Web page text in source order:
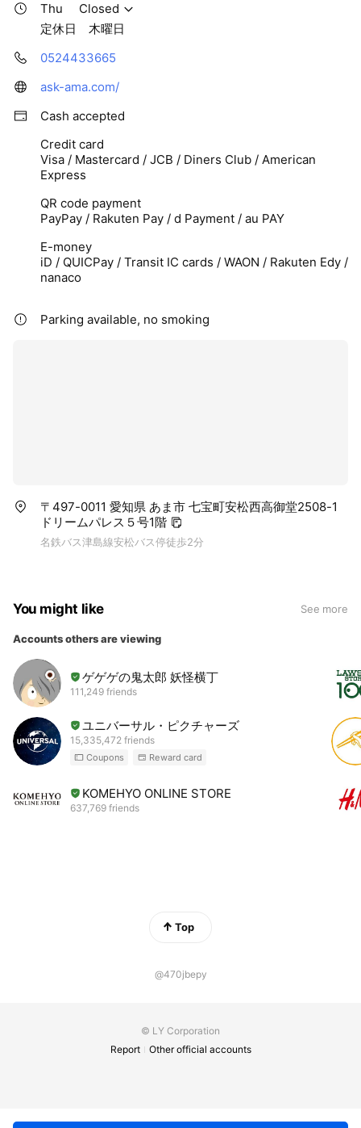
Thu
Closed
定休日 木曜日
0524433665
ask-ama.com/
Cash accepted
Credit card
Visa / Mastercard / JCB / Diners Club / American
Express
QR code payment
PayPay / Rakuten Pay / d Payment / au PAY
E-money
iD / QUICPay / Transit IC cards / WAON / Rakuten Edy /
nanaco
Parking available, no smoking
〒497-0011 愛知県 あま市 七宝町安松西高御堂2508-1
ドリームパレス５号1階
名鉄バス津島線安松バス停徒歩2分
You might like See more
Accounts others are viewing
ゲゲゲの鬼太郎 妖怪横丁
111,249 friends
ユニバーサル・ピクチャーズ
15,335,472 friends
Coupons Reward card
KOMEHYO ONLINE STORE
637,769 friends
Top
@470jbepy
© LY Corporation
Report
Other official accounts